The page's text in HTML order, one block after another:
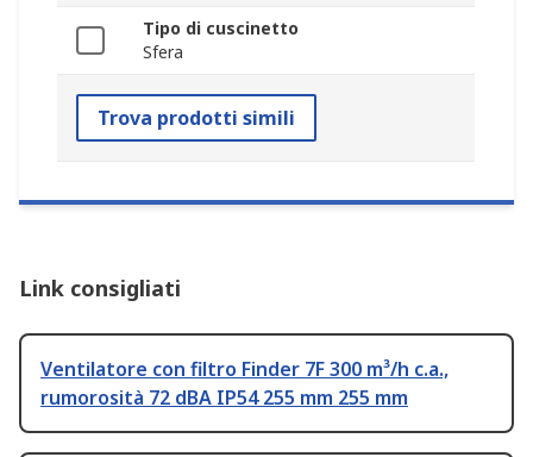
Tipo di cuscinetto
Sfera
Trova prodotti simili
Link consigliati
Ventilatore con filtro Finder 7F 300 m³/h c.a.,
rumorosità 72 dBA IP54 255 mm 255 mm